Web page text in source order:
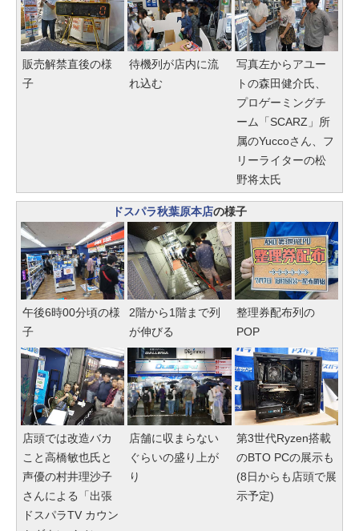
販売解禁直後の様
子
待機列が店内に流
れ込む
写真左からアユー
トの森田健介氏、
プロゲーミングチ
ーム「SCARZ」所
属のYuccoさん、フ
リーライターの松
野将太氏
ドスパラ秋葉原本店の様子
午後6時00分頃の様
子
2階から1階まで列
が伸びる
整理券配布列の
POP
店頭では改造バカ
こと高橋敏也氏と
声優の村井理沙子
さんによる「出張
ドスパラTV カウン
店舗に収まらない
ぐらいの盛り上が
り
第3世代Ryzen搭載
のBTO PCの展示も
(8日からも店頭で展
示予定)